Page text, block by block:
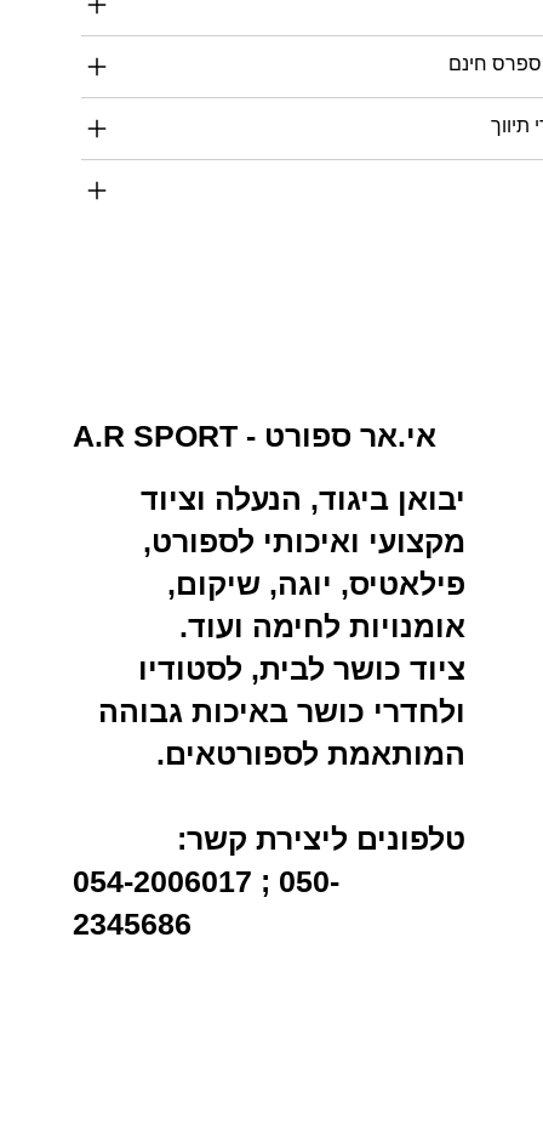
חינם
תיווך
A.R SPORT - אי.אר ספורט
יבואן ביגוד, הנעלה וציוד
מקצועי ואיכותי לספורט,
פילאטיס, יוגה, שיקום,
אומנויות לחימה ועוד.
ציוד כושר לבית, לסטודיו
ולחדרי כושר באיכות גבוהה
המותאמת לספורטאים.
טלפונים ליצירת קשר:
054-2006017 ; 050-
2345686